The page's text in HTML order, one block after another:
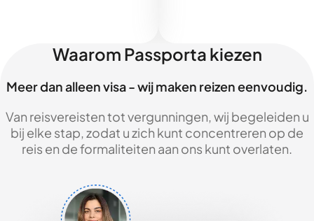
Waarom Passporta kiezen
Meer dan alleen visa - wij maken reizen eenvoudig.
Van reisvereisten tot vergunningen, wij begeleiden u
bij elke stap, zodat u zich kunt concentreren op de
reis en de formaliteiten aan ons kunt overlaten.